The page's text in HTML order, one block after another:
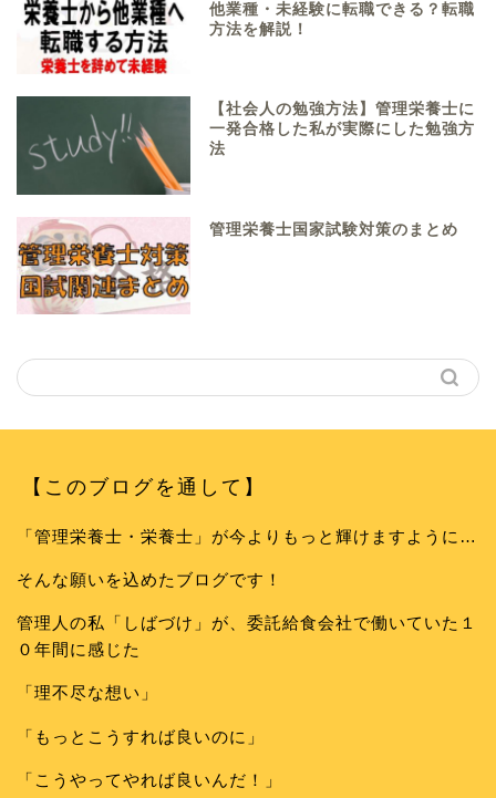
他業種・未経験に転職できる？転職
方法を解説！
【社会人の勉強方法】管理栄養士に
一発合格した私が実際にした勉強方
法
管理栄養士国家試験対策のまとめ
【このブログを通して】
「管理栄養士・栄養士」が今よりもっと輝けますように…
そんな願いを込めたブログです！
管理人の私「しばづけ」が、委託給食会社で働いていた１
０年間に感じた
「理不尽な想い」
「もっとこうすれば良いのに」
「こうやってやれば良いんだ！」